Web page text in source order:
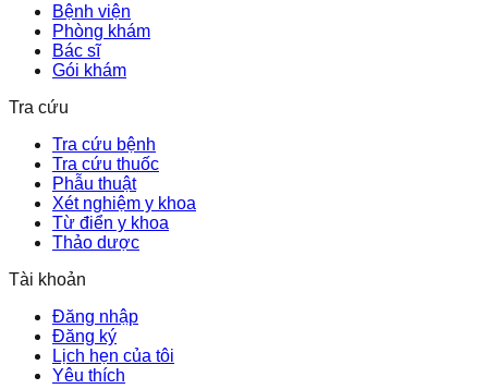
Bệnh viện
Phòng khám
Bác sĩ
Gói khám
Tra cứu
Tra cứu bệnh
Tra cứu thuốc
Phẫu thuật
Xét nghiệm y khoa
Từ điển y khoa
Thảo dược
Tài khoản
Đăng nhập
Đăng ký
Lịch hẹn của tôi
Yêu thích